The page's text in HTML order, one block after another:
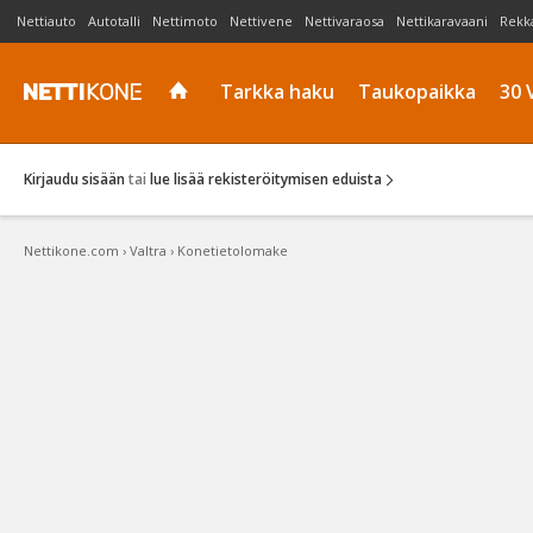
Nettiauto Autotalli Nettimoto Nettivene Nettivaraosa Nettikaravaani
Tarkka haku Taukopaikka 30
Kirjaudu sisään tai lue lisää rekisteröitymisen eduista
Nettikone.com › Valtra › Konetietolomake